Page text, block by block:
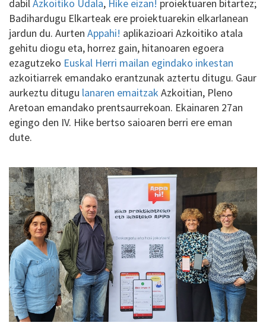
dabilAzkoitiko Udala, Hike eizan! proiektuaren bitartez;
Badihardugu Elkarteak ere proiektuarekin elkarlanean
jardun du. Aurten Appahi! aplikazioari Azkoitiko atala
gehitu diogu eta, horrez gain, hitanoaren egoera
ezagutzeko Euskal Herri mailan egindako inkestan
azkoitiarrek emandako erantzunak aztertu ditugu. Gaur
aurkeztu ditugu lanaren emaitzak Azkoitian, Pleno
Aretoan emandako prentsaurrekoan. Ekainaren 27an
egingo den IV. Hike bertso saioaren berri ere eman
dute.